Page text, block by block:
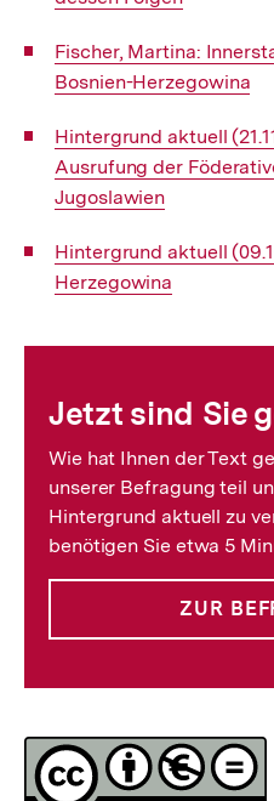
Interner
Link:
Fischer, Martina:
Bosnien-Herzegowina
Interner
Link:
Hintergrund aktuell
Ausrufung der
Jugoslawien
Interner
Link:
Hintergrund aktuell
Herzegowina
Jetzt sind Sie
Wie hat Ihnen der Text
unserer Befragung teil
Hintergrund aktuell zu
benötigen Sie etwa 5
ZUR
Lizenz